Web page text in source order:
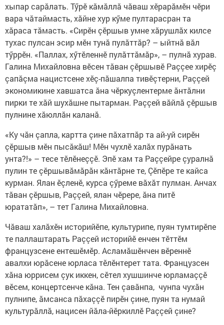
хыпар сарăлать. Тӳрӗ кăмăллă чăваш хӗрарăмӗн чӗри
вара чăтаймасть, хăйне хур кӳме пултарасран та
хăраса тăмасть. «Сирӗн çӗршыв умне хăрушлăх килсе
тухас пулсан эсир мӗн тунă пулăттăр? – ыйтнă вăл
тӳррӗн. «Паллах, хӳтӗленнӗ пулăттăмăр», – пулнă хурав.
Галина Михайловна вӗсен тăван çӗршывӗ Раççее хирӗç
çапăçма нацистсене хӗç-пăшалпа тивӗçтерни, Раççей
экономикине хавшатса ăна чӗркуçлентерме ăнтăлни
пирки те хăй шухăшне пытарман. Раççей вăйлă çӗршыв
пулнине хăюллăн каланă.
«Ку чăн çапла, картта çине пăхатпăр та ай-уй сирӗн
çӗршыв мӗн пысăкăш! Мӗн чухлӗ халăх пурăнать
унта?!» – тесе тӗлӗнеççӗ. Эпӗ хам та Раççейре çуралнă
пулин те çӗршывăмăрăн кăнтăрне те, Çӗпӗре те кайса
курман. Ялан ӗçленӗ, курса çӳреме вăхăт пулман. Анчах
тăван çӗршыв, Раççей, ялан чӗрере, ăна питӗ
юрататăп», – тет Галина Михайловна.
Чăваш халăхӗн историйӗпе, культурипе, пуян тумтирӗпе
те паллаштарать Раççей историйӗ енчен тӗттӗм
французсене ентешӗмӗр. Асламăшӗнчен вӗреннӗ
авалхи юрăсене юрласа тӗлӗнтерет тата. Французсен
хăна юррисем çук иккен, сӗтел хушшинче юрламаççӗ
вӗсем, концертсенче кăна. Тен çавăнпа, чунпа чухăн
пулнипе, ăмсанса пăхаççӗ пирӗн çине, пуян та нумай
культурăллă, нацисен йăла-йӗркиллӗ Раççей çине?